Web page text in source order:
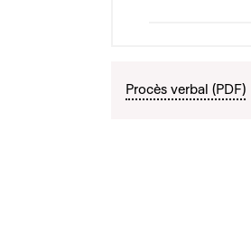
Procès verbal (PDF)